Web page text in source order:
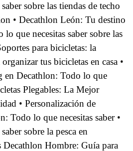
sobre las tiendas de techo
• Decathlon León: Tu destino
lo que necesitas saber sobre las
para bicicletas: la
tus bicicletas en casa •
en Decathlon: Todo lo que
Plegables: La Mejor
• Personalización de
Todo lo que necesitas saber•
sobre la pesca en
Decathlon Hombre: Guía para